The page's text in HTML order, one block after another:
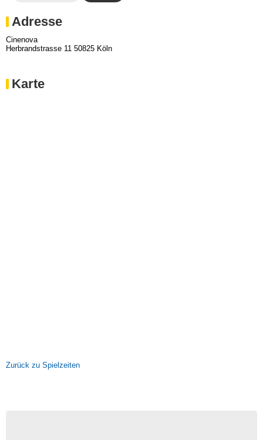
Adresse
Cinenova
Herbrandstrasse 11 50825 Köln
Karte
Zurück zu Spielzeiten